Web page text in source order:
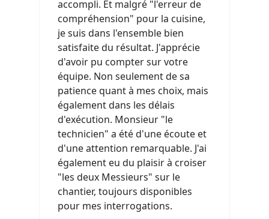
accompli. Et malgré "l'erreur de
compréhension" pour la cuisine,
je suis dans l'ensemble bien
satisfaite du résultat. J'apprécie
d'avoir pu compter sur votre
équipe. Non seulement de sa
patience quant à mes choix, mais
également dans les délais
d'exécution. Monsieur "le
technicien" a été d'une écoute et
d'une attention remarquable. J'ai
également eu du plaisir à croiser
"les deux Messieurs" sur le
chantier, toujours disponibles
pour mes interrogations.